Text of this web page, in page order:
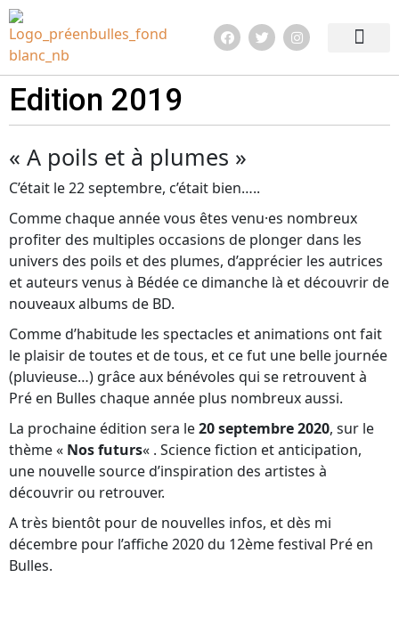
Edition 2019
« A poils et à plumes »
C’était le 22 septembre, c’était bien…..
Comme chaque année vous êtes venu·es nombreux
profiter des multiples occasions de plonger dans les
univers des poils et des plumes, d’apprécier les autrices
et auteurs venus à Bédée ce dimanche là et découvrir de
nouveaux albums de BD.
Comme d’habitude les spectacles et animations ont fait
le plaisir de toutes et de tous, et ce fut une belle journée
(pluvieuse…) grâce aux bénévoles qui se retrouvent à
Pré en Bulles chaque année plus nombreux aussi.
La prochaine édition sera le20 septembre 2020, sur le
thème « Nos futurs« . Science fiction et anticipation,
une nouvelle source d’inspiration des artistes à
découvrir ou retrouver.
A très bientôt pour de nouvelles infos, et dès mi
décembre pour l’affiche 2020 du 12ème festival Pré en
Bulles.